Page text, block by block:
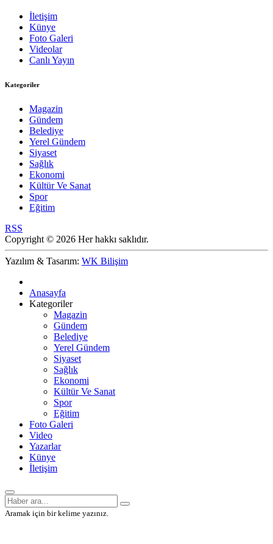
İletişim
Künye
Foto Galeri
Videolar
Canlı Yayın
Kategoriler
Magazin
Gündem
Belediye
Yerel Gündem
Siyaset
Sağlık
Ekonomi
Kültür Ve Sanat
Spor
Eğitim
RSS
Copyright © 2026 Her hakkı saklıdır.
Yazılım & Tasarım: WK Bilişim
Anasayfa
Kategoriler
Magazin
Gündem
Belediye
Yerel Gündem
Siyaset
Sağlık
Ekonomi
Kültür Ve Sanat
Spor
Eğitim
Foto Galeri
Video
Yazarlar
Künye
İletişim
Aramak için bir kelime yazınız.